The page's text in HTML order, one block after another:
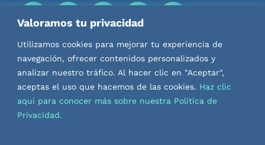
Valoramos tu privacidad
Utilizamos cookies para mejorar tu experiencia de
navegación, ofrecer contenidos personalizados y
analizar nuestro tráfico. Al hacer clic en "Aceptar",
aceptas el uso que hacemos de las cookies. Haz clic
aquí para conocer más sobre nuestra Política de
Privacidad.
Descarga nuestras Apps